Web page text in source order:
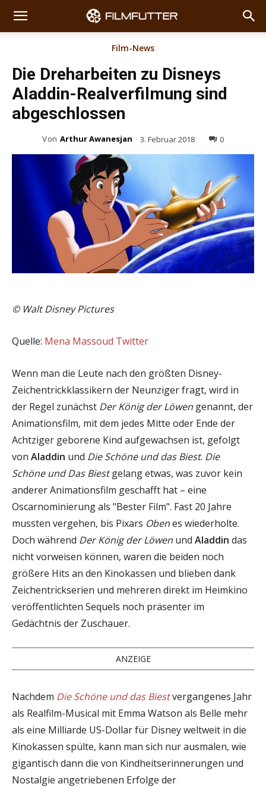
Film-News
Die Dreharbeiten zu Disneys
Aladdin-Realverfilmung sind
abgeschlossen
Von Arthur Awanesjan 3. Februar 2018 0
©Walt Disney Pictures
Quelle: Mena Massoud Twitter
Wenn man die Leute nach den größten Disney-
Zeichentrickklassikern der Neunziger fragt, wird in
der Regel zunächst Der König der Löwen genannt, der
Animationsfilm, mit dem jedes Mitte oder Ende der
Achtziger geborene Kind aufgewachsen ist, gefolgt
von Aladdin und Die Schöne und das Biest. Die
Schöne und Das Biestgelang etwas, was zuvor kein
anderer Animationsfilm geschafft hat – eine
Oscarnominierung als "Bester Film". Fast 20 Jahre
mussten vergehen, bis Pixars Obenes wiederholte.
Doch während Der König der Löwen und Aladdin das
nicht vorweisen können, waren die beiden noch
größere Hits an den Kinokassen und blieben dank
Zeichentrickserien und mehreren direkt im Heimkino
veröffentlichten Sequels noch präsenter im
Gedächtnis der Zuschauer.
ANZEIGE
Nachdem Die Schöne und das Biestvergangenes Jahr
als Realfilm-Musical mit Emma Watson als Belle mehr
als eine Milliarde US-Dollar für Disney weltweit in die
Kinokassen spülte, kann man sich nur ausmalen, wie
gigantisch dann die von Kindheitserinnerungen und
Nostalgie angetriebenen Erfolge der